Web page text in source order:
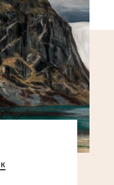
og står i
ute